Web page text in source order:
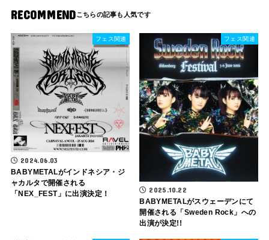
RECOMMEND
フェス関連
2024.06.03
BABYMETALがインドネシア・ジ
ャカルタで開催される
「NEX_FEST」に出演決定！
フェス関連
2025.10.22
BABYMETALがスウェーデンにて
開催される「Sweden Rock」への
出演が決定!!